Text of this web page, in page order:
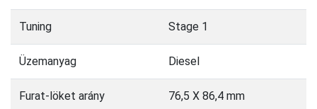
Tuning Stage 1
Üzemanyag Diesel
Furat-löket arány 76,5 X 86,4 mm